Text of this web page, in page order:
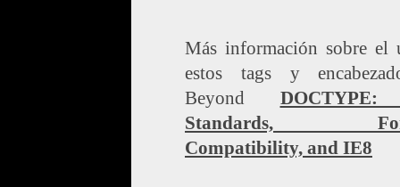
Más información sobre el
estos tags y
Beyond
Standards,
Compatibility, and IE8